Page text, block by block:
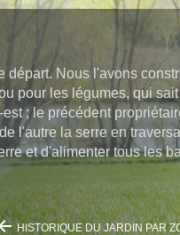
départ. Nous l'avons
pour les légumes, qui
; le précédent
l'autre la serre en
et d'alimenter tous les
HISTORIQUE DU JARDIN PAR